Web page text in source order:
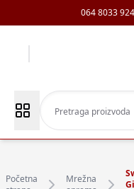
064 8033 924
Početna
Mrežna